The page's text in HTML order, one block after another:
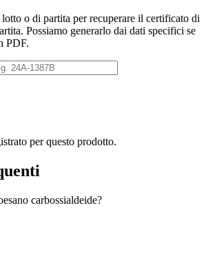
o di partita per recuperare il certificato di
Possiamo generarlo dai dati specifici se
PDF.
per questo prodotto.
carbossialdeide?